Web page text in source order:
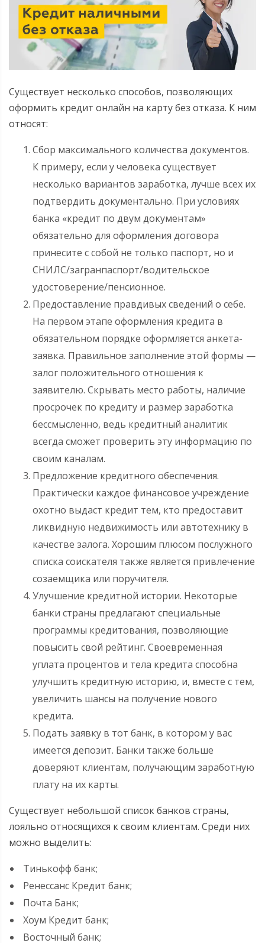
Существует несколько способов, позволяющих
оформить кредит онлайн на карту без отказа. К ним
относят:
Сбор максимального количества документов.
К примеру, если у человека существует
несколько вариантов заработка, лучше всех их
подтвердить документально. При условиях
банка «кредит по двум документам»
обязательно для оформления договора
принесите с собой не только паспорт, но и
СНИЛС/загранпаспорт/водительское
удостоверение/пенсионное.
Предоставление правдивых сведений о себе.
На первом этапе оформления кредита в
обязательном порядке оформляется анкета-
заявка. Правильное заполнение этой формы —
залог положительного отношения к
заявителю. Скрывать место работы, наличие
просрочек по кредиту и размер заработка
бессмысленно, ведь кредитный аналитик
всегда сможет проверить эту информацию по
своим каналам.
Предложение кредитного обеспечения.
Практически каждое финансовое учреждение
охотно выдаст кредит тем, кто предоставит
ликвидную недвижимость или автотехнику в
качестве залога. Хорошим плюсом послужного
списка соискателя также является привлечение
созаемщика или поручителя.
Улучшение кредитной истории. Некоторые
банки страны предлагают специальные
программы кредитования, позволяющие
повысить свой рейтинг. Своевременная
уплата процентов и тела кредита способна
улучшить кредитную историю, и, вместе с тем,
увеличить шансы на получение нового
кредита.
Подать заявку в тот банк, в котором у вас
имеется депозит. Банки также больше
доверяют клиентам, получающим заработную
плату на их карты.
Существует небольшой список банков страны,
лояльно относящихся к своим клиентам. Среди них
можно выделить:
Тинькофф банк;
Ренессанс Кредит банк;
Почта Банк;
Хоум Кредит банк;
Восточный банк;